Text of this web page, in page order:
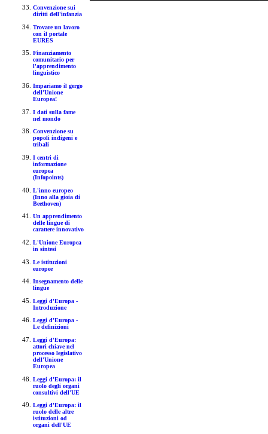
Convenzione sui
diritti dell'infanzia
Trovare un lavoro
con il portale
EURES
Finanziamento
comunitario per
l'apprendimento
linguistico
Impariamo il gergo
dell'Unione
Europea!
I dati sulla fame
nel mondo
Convenzione su
popoli indigeni e
tribali
I centri di
informazione
europea
(Infopoints)
L'inno europeo
(Inno alla gioia di
Beethoven)
Un apprendimento
delle lingue di
carattere innovativo
L'Unione Europea
in sintesi
Le istituzioni
europee
Insegnamento delle
lingue
Leggi d'Europa -
Introduzione
Leggi d'Europa -
Le definizioni
Leggi d'Europa:
attori chiave nel
processo legislativo
dell'Unione
Europea
Leggi d'Europa: il
ruolo degli organi
consultivi dell'UE
Leggi d'Europa: il
ruolo delle altre
istituzioni od
organi dell'UE